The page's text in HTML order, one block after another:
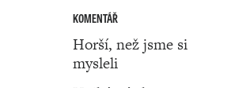
KOMENTÁŘ
Horší, než jsme si
mysleli